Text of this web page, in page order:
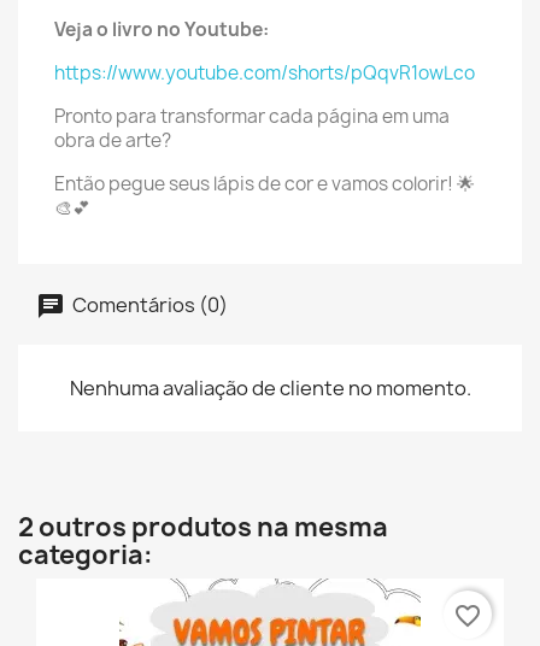
Veja o livro no Youtube:
https://www.youtube.com/shorts/pQqvR1owLco
Pronto para transformar cada página em uma
obra de arte?
Então pegue seus lápis de cor e vamos colorir! 🌟
🎨💕
Comentários (0)
Nenhuma avaliação de cliente no momento.
2 outros produtos na mesma
categoria:
favorite_border